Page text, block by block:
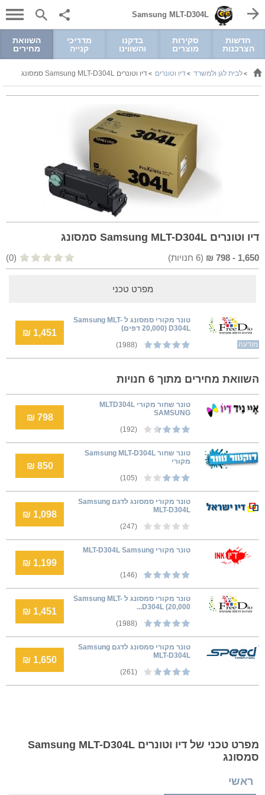
Samsung MLT-D304L
חדשות
הצרכנות
סקירות
מוצרים
בדקנו
והשווינו
מדריכי
קנייה
השוואת
מחירים
>לבית לגן ולמשרד >דיו וטונרים >דיו וטונרים Samsung MLT-D304L סמסונג
דיו וטונרים Samsung MLT-D304L סמסונג
1,650
-
798
₪
(
6 חנויות) (0)
מפרט טכני
מודעה
טונר מקורי סמסונג ל Samsung MLT-
D304L (20,000 דפים)
(1988)
1,451 ₪
השוואת מחירים מתוך 6 חנויות
טונר שחור מקורי MLTD304L
SAMSUNG
(192)
798 ₪
טונר שחור Samsung MLT-D304L
מקורי
(105)
850 ₪
טונר מקורי סמסונג לדגם Samsung
MLT-D304L
(247)
1,098 ₪
טונר מקורי MLT-D304L Samsung
(146)
1,199 ₪
טונר מקורי סמסונג ל Samsung MLT-
D304L (20,000...
(1988)
1,451 ₪
טונר מקורי סמסונג לדגם Samsung
MLT-D304L
(261)
1,650 ₪
מפרט טכני של דיו וטונרים Samsung MLT-D304L
סמסונג
ראשי